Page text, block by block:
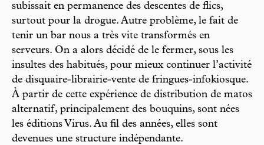
subissait en permanence des descentes de flics,
surtout pour la drogue. Autre problème, le fait de
tenir un bar nous a très vite transformés en
serveurs. On a alors décidé de le fermer, sous les
insultes des habitués, pour mieux continuer l’activité
de disquaire-librairie-vente de fringues-infokiosque.
À partir de cette expérience de distribution de matos
alternatif, principalement des bouquins, sont nées
les éditions Virus. Au fil des années, elles sont
devenues une structure indépendante.